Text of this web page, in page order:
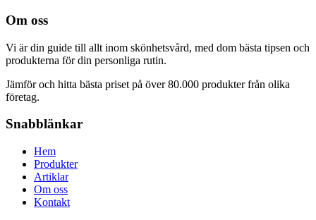
Om oss
Vi är din guide till allt inom skönhetsvård, med dom bästa tipsen och
produkterna för din personliga rutin.
Jämför och hitta bästa priset på över 80.000 produkter från olika
företag.
Snabblänkar
Hem
Produkter
Artiklar
Om oss
Kontakt